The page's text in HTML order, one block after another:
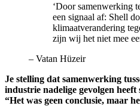
‘Door samenwerking
een signaal af: Shell
klimaatverandering
zijn wij het niet mee
– Vatan Hüzeir
Je stelling dat samenwerking
industrie nadelige gevolgen
“Het was geen conclusie, maar